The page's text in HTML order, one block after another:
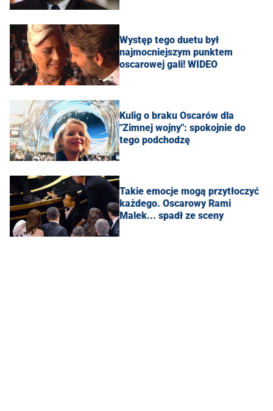
Występ tego duetu był
najmocniejszym punktem
oscarowej gali! WIDEO
Kulig o braku Oscarów dla
"Zimnej wojny": spokojnie do
tego podchodzę
Takie emocje mogą przytłoczyć
każdego. Oscarowy Rami
Malek... spadł ze sceny